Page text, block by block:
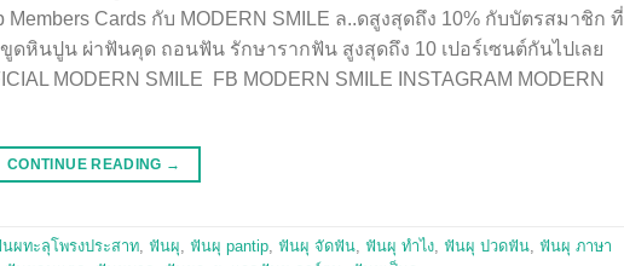
Cards กับ MODERN SMILE ล..ดสูงสุดถึง 10% กับบัตรสมาชิก ที่
หินปูน ผ่าฟันคุด ถอนฟัน รักษารากฟัน สูงสุดถึง 10 เปอร์เซนต์กันไปเลย
MODERN SMILE FB MODERN SMILE INSTAGRAM MODERN
CONTINUE READING →
ผทะลุโพรงประสาท, ฟันผุ, ฟันผุ pantip, ฟันผุ จัดฟัน, ฟันผุ ทําไง, ฟันผุ ปวดฟัน, ฟันผุ ภาษา